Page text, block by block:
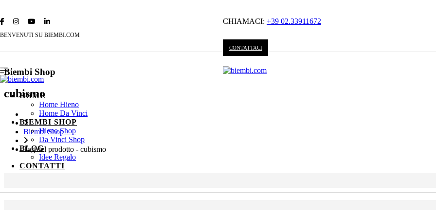
BENVENUTI SU BIEMBI.COM
CHIAMACI: +39 02.33911672
CONTATTACI
HOME
Home Hieno
Home Da Vinci
BIEMBI SHOP
Hieno Shop
Da Vinci Shop
BLOG
Idee Regalo
CONTATTI
Biembi Shop
cubismo
Biembi Shop
Tag del prodotto - cubismo